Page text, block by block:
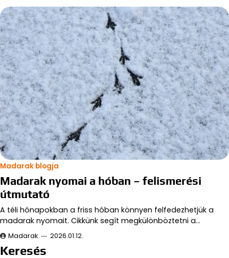
Madarak blogja
Madarak nyomai a hóban – felismerési
útmutató
A téli hónapokban a friss hóban könnyen felfedezhetjük a
madarak nyomait. Cikkünk segít megkülönböztetni a…
Madarak 2026.01.12.
Keresés